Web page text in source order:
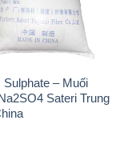
Sulphate – Muối
Sateri Trung